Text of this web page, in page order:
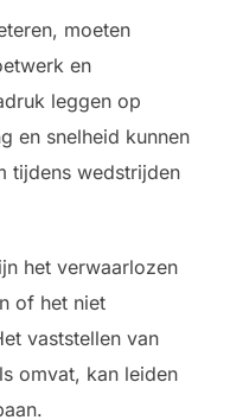
moeten
en
leggen op
en snelheid kunnen
tijdens wedstrijden
het verwaarlozen
of het niet
vaststellen van
omvat, kan leiden